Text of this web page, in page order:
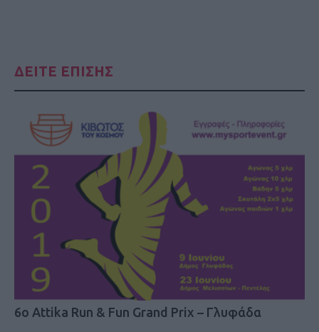
ΔΕΙΤΕ ΕΠΙΣΗΣ
6o Attika Run & Fun Grand Prix – Γλυφάδα